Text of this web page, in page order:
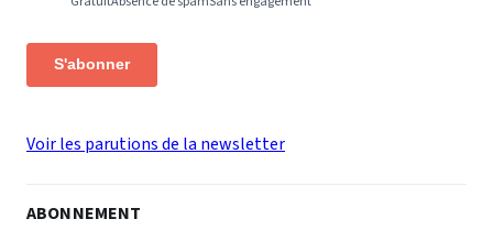
S'abonner
Voir les parutions de la newsletter
ABONNEMENT